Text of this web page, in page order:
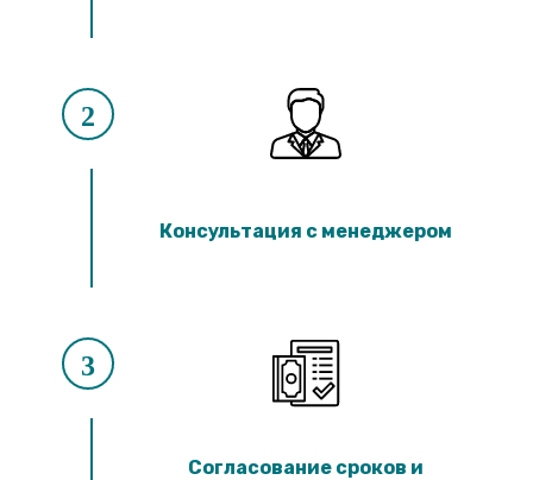
2
Консультация с менеджером
3
Согласование сроков и